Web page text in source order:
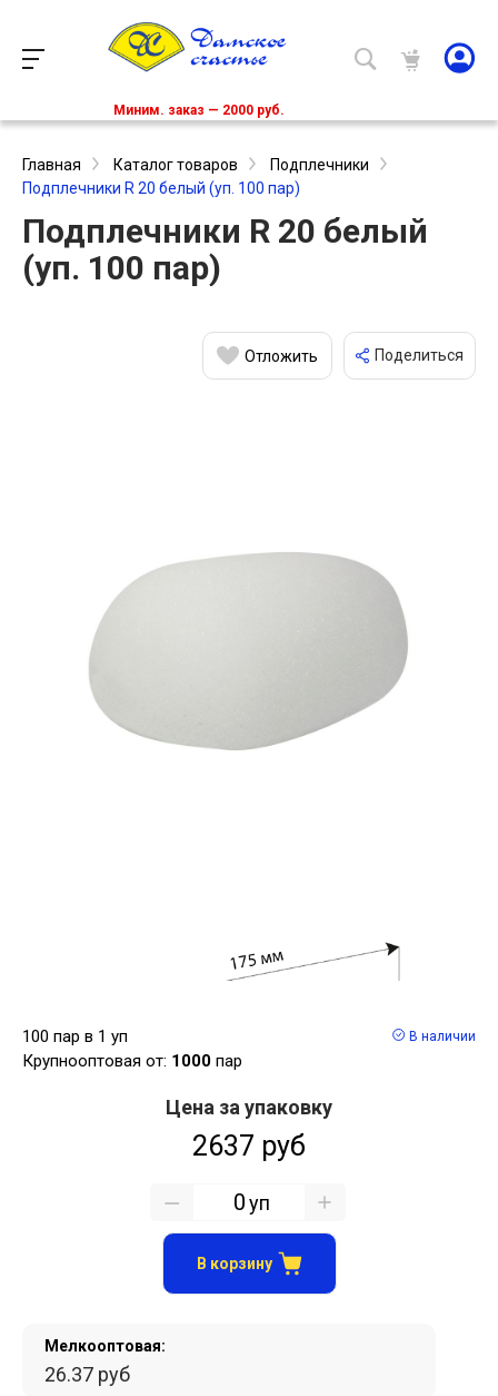
Миним. заказ — 2000 руб.
Главная Каталог товаров
Подплечники
Подплечники R 20 белый (уп. 100 пар)
Подплечники R 20 белый
(уп. 100 пар)
Отложить Поделиться
100 пар в 1 уп
Крупнооптовая от: 1000 пар
В наличии
Мелкооптовая:
26.37 руб
Цена за упаковку
2637 руб
уп
В корзину